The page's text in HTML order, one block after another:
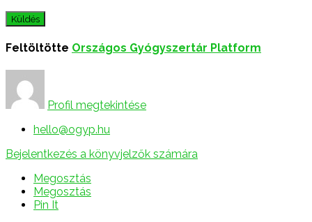
Feltöltötte Országos Gyógyszertár Platform
Profil megtekintése
hello@ogyp.hu
Bejelentkezés a könyvjelzők számára
Megosztás
Megosztás
Pin It